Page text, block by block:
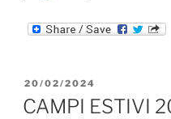
DIOCESANI
PUBBLICATO
IL
20/02/2024
CAMPI ESTIVI